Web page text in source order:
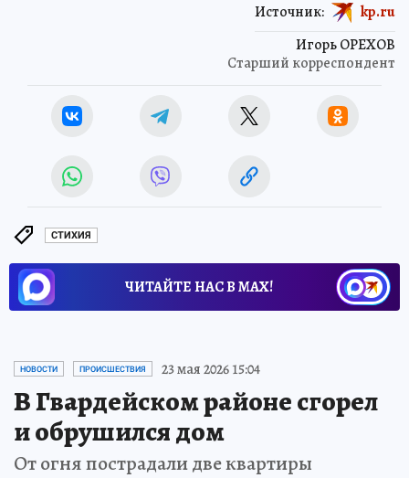
Игорь ОРЕХОВ
Старший корреспондент
Источник: kp.ru
СТИХИЯ
ЧИТАЙТЕ НАС В МАХ!
НОВОСТИ ПРОИСШЕСТВИЯ 23 мая 2026 15:04
В Гвардейском районе сгорел
и обрушился дом
От огня пострадали две квартиры